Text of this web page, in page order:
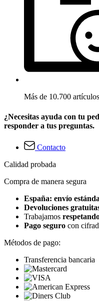
Más de 10.700 artículos
¿Necesitas ayuda con tu
responder a tus preguntas.
Contacto
Calidad probada
Compra de manera segura
España: envío
Devoluciones
Trabajamos
Pago seguro con
Métodos de pago:
Transferencia bancaria